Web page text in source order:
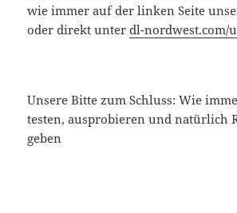
wie immer auf der linken Seite
oder direkt unterdl-nordwest.com/
Unsere Bitte zum Schluss: Wie
testen, ausprobieren und natürlich
geben